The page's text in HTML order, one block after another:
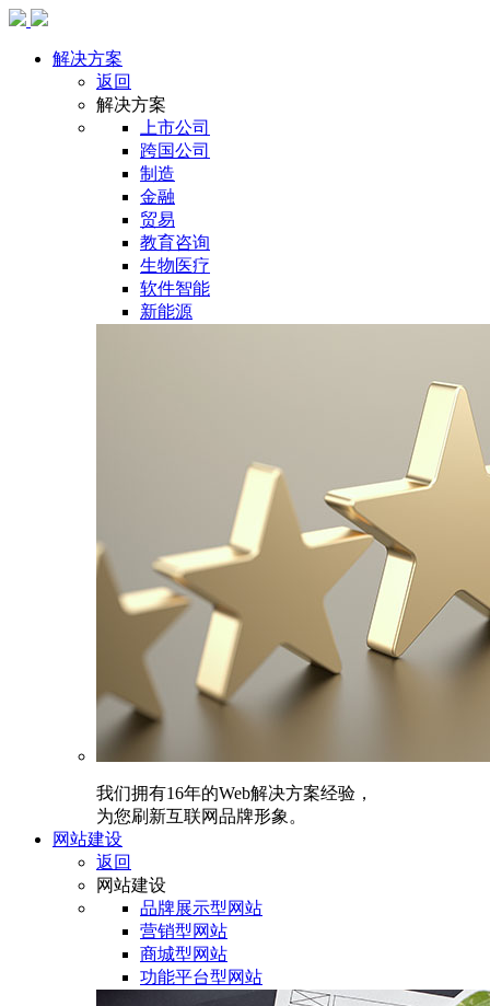
解决方案
返回
解决方案
上市公司
跨国公司
制造
金融
贸易
教育咨询
生物医疗
软件智能
新能源
我们拥有16年的Web解决方案经验，
为您刷新互联网品牌形象。
网站建设
返回
网站建设
品牌展示型网站
营销型网站
商城型网站
功能平台型网站